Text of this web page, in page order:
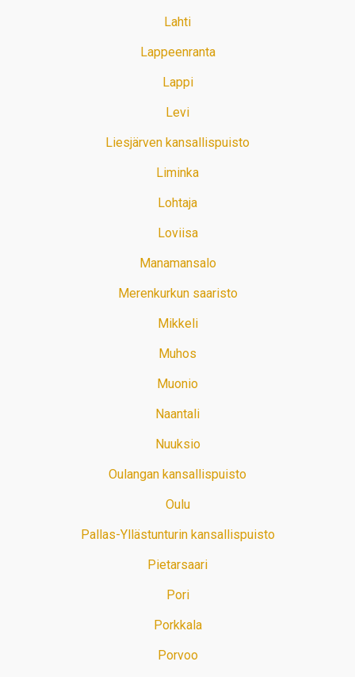
Lahti
Lappeenranta
Lappi
Levi
Liesjärven kansallispuisto
Liminka
Lohtaja
Loviisa
Manamansalo
Merenkurkun saaristo
Mikkeli
Muhos
Muonio
Naantali
Nuuksio
Oulangan kansallispuisto
Oulu
Pallas-Yllästunturin kansallispuisto
Pietarsaari
Pori
Porkkala
Porvoo